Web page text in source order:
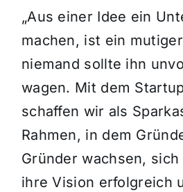
„Aus einer Idee ein
machen, ist ein
niemand sollte ihn
wagen. Mit dem
schaffen wir als
Rahmen, in dem
Gründer wachsen,
ihre Vision erfolgreich